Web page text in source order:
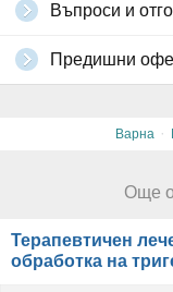
Въпроси и
Предишни
Варна ·
Още
Терапевтичен
обработка на